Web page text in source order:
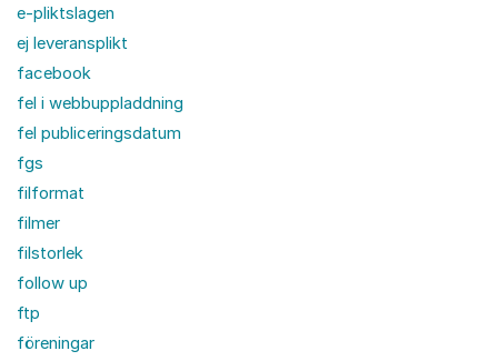
e-pliktslagen
ej leveransplikt
facebook
fel i webbuppladdning
fel publiceringsdatum
fgs
filformat
filmer
filstorlek
follow up
ftp
föreningar